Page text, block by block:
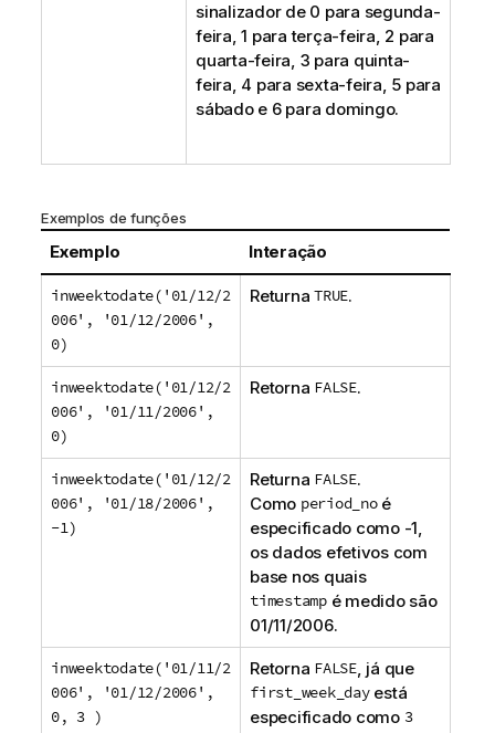
sinalizador de 0 para segunda-
feira, 1 para terça-feira, 2 para
quarta-feira, 3 para quinta-
feira, 4 para sexta-feira, 5 para
sábado e 6 para domingo.
Exemplos de funções
Exemplo Interação
inweektodate('01/12/2
006', '01/12/2006',
0)
Returna TRUE.
inweektodate('01/12/2
006', '01/11/2006',
0)
Retorna FALSE.
inweektodate('01/12/2
006', '01/18/2006',
-1)
Returna FALSE.
Como period_noé
especificado como -1,
os dados efetivos com
base nos quais
timestampé medido são
01/11/2006.
inweektodate('01/11/2
006', '01/12/2006',
0, 3 )
Retorna FALSE, já que
first_week_dayestá
especificado como 3